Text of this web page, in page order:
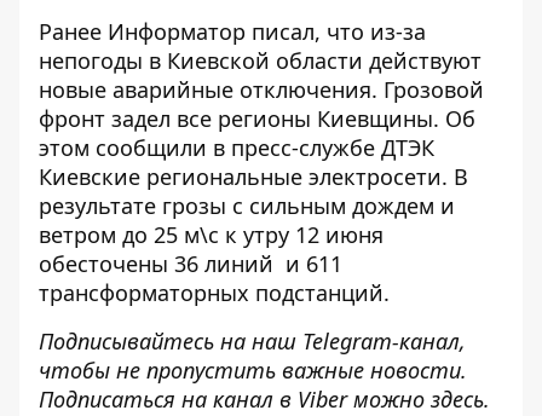
Ранее Информатор писал, что из-за
непогоды в Киевской области действуют
новые аварийные отключения. Грозовой
фронт задел все регионы Киевщины. Об
этом сообщили в пресс-службе ДТЭК
Киевские региональные электросети. В
результате грозы с сильным дождем и
ветром до 25 м\с к утру 12 июня
обесточены 36 линий и 611
трансформаторных подстанций.
Подписывайтесь на наш Telegram-канал,
чтобы не пропустить важные новости.
Подписаться на канал в Viber можно здесь.